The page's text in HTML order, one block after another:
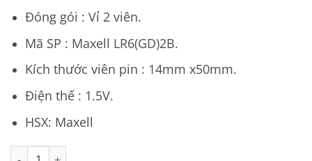
Đóng gói : Vỉ 2 viên.
Mã SP : Maxell LR6(GD)2B.
Kích thước viên pin : 14mm x50mm.
Điện thế : 1.5V.
HSX: Maxell
Vỉ 4 viên pin AA Maxell 1.5V siêu bền bỉ, chính hãng số lượng